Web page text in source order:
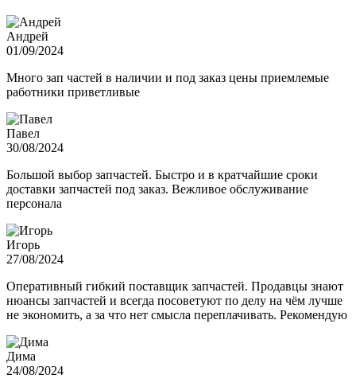
Андрей
01/09/2024
Много зап частей в наличии и под заказ цены приемлемые
работники приветливые
Павел
30/08/2024
Большой выбор запчастей. Быстро и в кратчайшие сроки
доставки запчастей под заказ. Вежливое обслуживание
персонала
Игорь
27/08/2024
Оперативный гибкий поставщик запчастей. Продавцы знают
нюансы запчастей и всегда посоветуют по делу на чём лучше
не экономить, а за что нет смысла переплачивать. Рекомендую
Дима
24/08/2024